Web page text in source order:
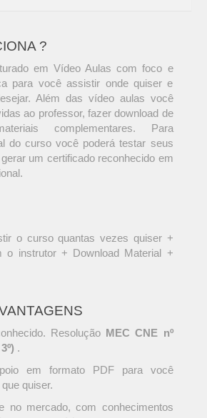
?
em Vídeo Aulas com foco e
para você assistir onde quiser e
Além das vídeo aulas você
ao professor, fazer download de
complementares. Para
do curso você poderá testar seus
um certificado reconhecido em
o curso quantas vezes quiser +
o instrutor + Download Material +
Resolução MEC CNE nº
.
em formato PDF para você
quiser.
no mercado, com conhecimentos